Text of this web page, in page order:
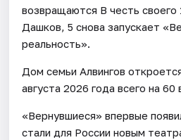
возвращаются В честь
Дашков, 5 снова запускает
реальность».
Дом семьи Алвингов
августа 2026 года всего на 60
«Вернувшиеся» впервые
стали для России новым